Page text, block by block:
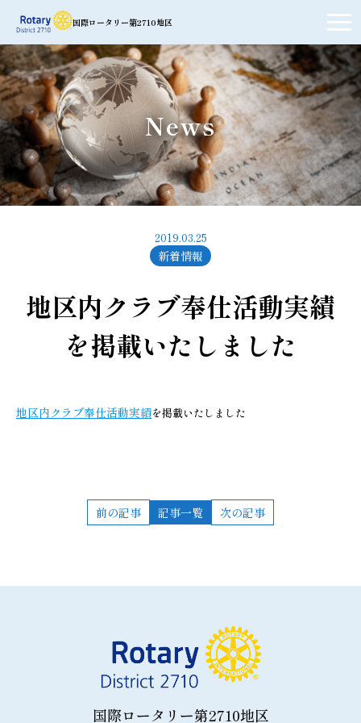
国際ロータリー第2710地区
News
2019.03.25
新着情報
地区内クラブ奉仕活動実績
を掲載いたしました
地区内クラブ奉仕活動実績を掲載いたしました
前の記事 記事一覧 次の記事
国際ロータリー第2710地区